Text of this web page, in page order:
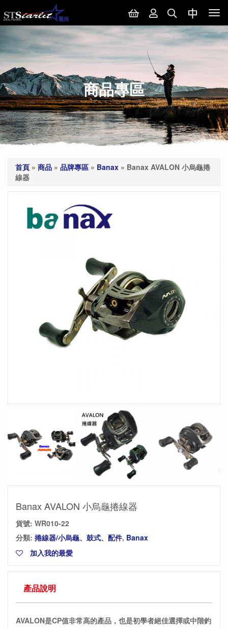
商品專區
首頁 » 商品 » 品牌專區 » Banax » Banax AVALON 小烏龜捲
線器
Banax AVALON 小烏龜捲線器
貨號: WR010-22
分類: 捲線器/小烏龜、鼓式、配件, Banax
加入我的最愛
產品說明
AVALON是CP值非常高的產品，也是初學者絕佳選擇或中階釣